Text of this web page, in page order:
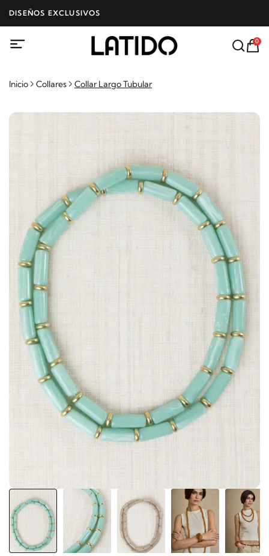
DISEÑOS EXCLUSIVOS
0
Inicio Collares Collar Largo Tubular